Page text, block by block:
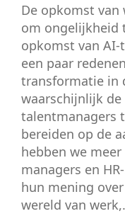
De opkomst van
om ongelijkheid
opkomst van
een paar
transformatie in
waarschijnlijk de
talentmanagers
bereiden op de
hebben we
managers en
hun mening
wereld van werk,.